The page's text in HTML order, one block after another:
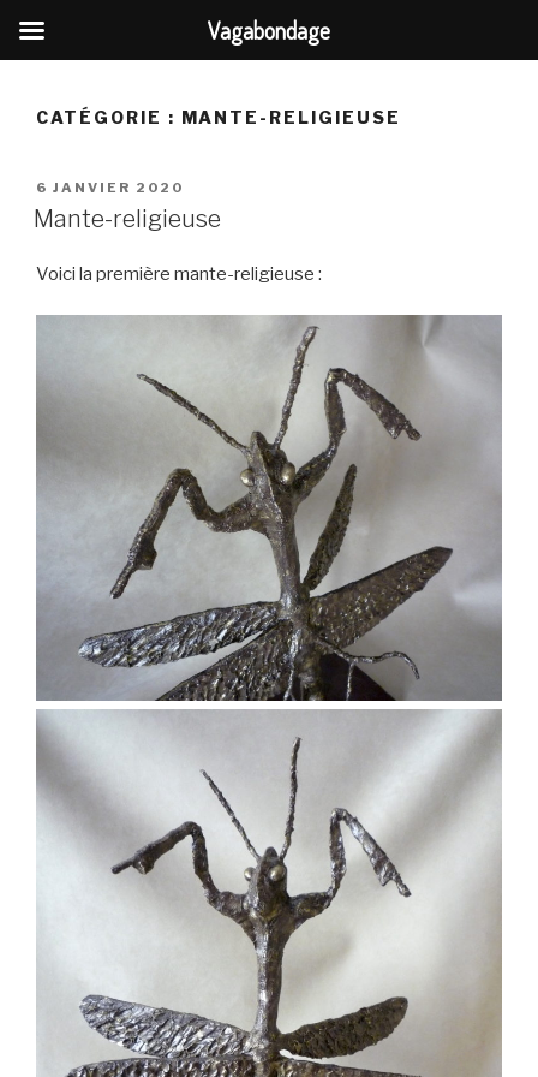
contenu
CATÉGORIE : MANTE-RELIGIEUSE
PUBLIÉ
LE
6 JANVIER 2020
Mante-religieuse
Voici la première mante-religieuse :
Vagabondage